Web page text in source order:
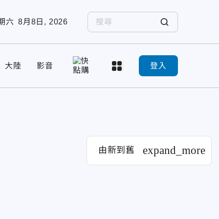
六 8月8日, 2026
大陸 影音 登入
由新到舊 expand_more